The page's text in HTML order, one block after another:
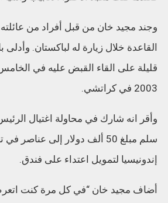
وجند مجيد خان من قبل أفراد من
القاعدة خلال زيارة له لباكستان. وأدلى
قليلة على القاء القبض عليه في
2003 في كراتشي.
وأقر انه شارك في محاولة اغتيال
سلم مبلغ 50 ألف دولار إلى
إندونيسيا لتمويل اعتداء على فندق.
أضاف مجيد خان “في كل مرة كنت